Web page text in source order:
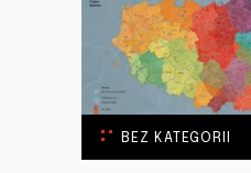
BEZ KATEGORII